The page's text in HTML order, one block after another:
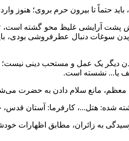
حتماً تا بیرون حرم بروی؛ هنوز
پشت آرایشی غلیظ محو گشته
سوغات دنبال عطرفروشی بودی،
یک عمل و مستحب دینی نیست؛
یا... نشسته است.
مانع سلام دادن به حضرت
شده: هتل...، کارفرما: آستان
به زائران، مطابق اظهارات